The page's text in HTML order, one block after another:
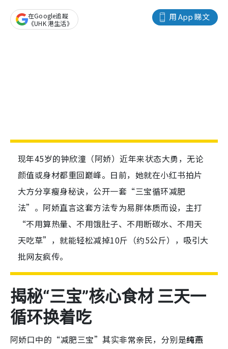
用 App 睇文
在Google追蹤
《UHK 港生活》
现年45岁的钟欣潼（阿娇）近年来状态大勇，无论
颜值或身材都重回巅峰。日前，她就在小红书拍片
大方分享瘦身秘诀，公开一套“三宝循环减肥
法”。阿娇直言这套方法专为易胖体质而设，主打
“不用算热量、不用饿肚子、不用断碳水、不用天
天吃草”，就能轻松减掉10斤（约5公斤），吸引大
批网友疯传。
揭秘“三宝”核心食材 三天一
循环换着吃
阿娇口中的“减肥三宝”其实非常亲民，分别是纯燕